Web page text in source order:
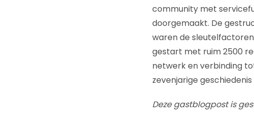
community met
doorgemaakt. De
waren de
gestart met ruim 2500
netwerk en verbinding
zevenjarige
Deze gastblogpost is